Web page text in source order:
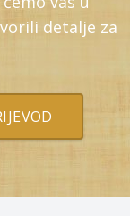
detalje za